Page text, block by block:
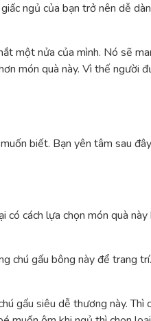
ngủ của bạn trở nên dễ
một nửa của mình. Nó sẽ
món quà này. Vì thế người
biết. Bạn yên tâm sau
cách lựa chọn món quà này
chú gấu bông này để trang
gấu siêu dễ thương này. Thì